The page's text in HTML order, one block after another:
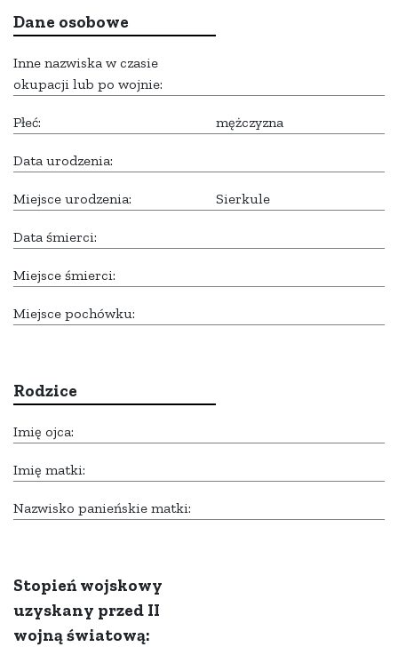
Dane osobowe
Inne nazwiska w czasie
okupacji lub po wojnie:
Płeć: mężczyzna
Data urodzenia:
Miejsce urodzenia: Sierkule
Data śmierci:
Miejsce śmierci:
Miejsce pochówku:
Rodzice
Imię ojca:
Imię matki:
Nazwisko panieńskie matki:
Stopień wojskowy
uzyskany przed II
wojną światową: